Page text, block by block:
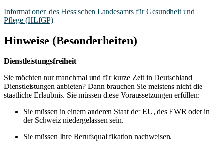
Informationen des Hessischen Landesamts für Gesundheit und
Pflege (HLfGP)
Hinweise (Besonderheiten)
Dienstleistungsfreiheit
Sie möchten nur manchmal und für kurze Zeit in Deutschland
Dienstleistungen anbieten? Dann brauchen Sie meistens nicht die
staatliche Erlaubnis. Sie müssen diese Voraussetzungen erfüllen:
Sie müssen in einem anderen Staat der EU, des EWR oder in
der Schweiz niedergelassen sein.
Sie müssen Ihre Berufsqualifikation nachweisen.